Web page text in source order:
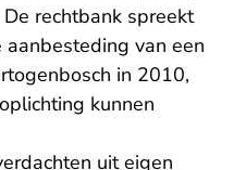
rechtbank spreekt
van een
in 2010,
kunnen
uit eigen